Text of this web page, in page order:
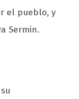
el pueblo, y
Sermin.